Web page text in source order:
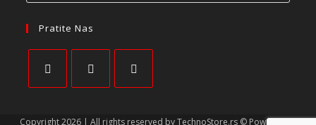
Pratite Nas
Copyright 2026 | All rights reserved by TechnoStore.rs © Powered by